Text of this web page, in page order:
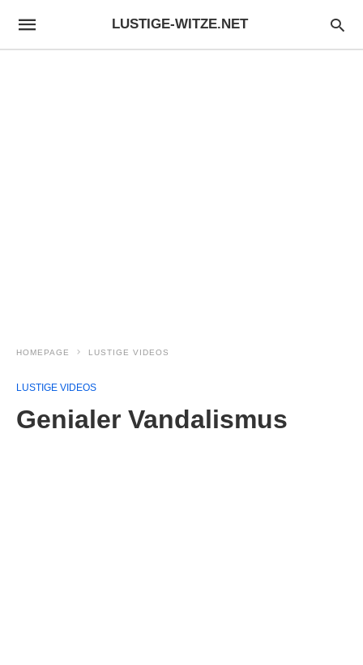
LUSTIGE-WITZE.NET
HOMEPAGE LUSTIGE VIDEOS
LUSTIGE VIDEOS
Genialer Vandalismus